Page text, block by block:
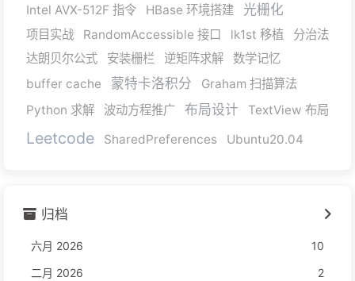
Intel AVX-512F 指令
HBase 环境搭建 光栅化
项目实战 RandomAccessible 接口 lk1st 移植
分治法
达朗贝尔公式
安装栅栏 逆矩阵求解
数学记忆
buffer cache
蒙特卡洛积分
Graham 扫描算法
Python 求解
波动方程推广 布局设计 TextView 布局
Leetcode SharedPreferences Ubuntu20.04
归档
六月 2026
10
二月 2026
2